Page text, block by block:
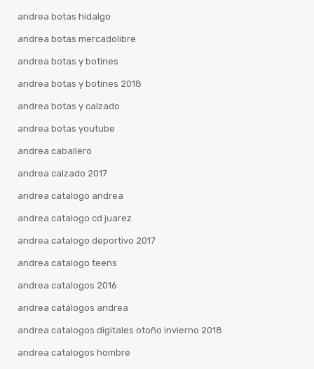
andrea botas hidalgo
andrea botas mercadolibre
andrea botas y botines
andrea botas y botines 2018
andrea botas y calzado
andrea botas youtube
andrea caballero
andrea calzado 2017
andrea catalogo andrea
andrea catalogo cd juarez
andrea catalogo deportivo 2017
andrea catalogo teens
andrea catalogos 2016
andrea catálogos andrea
andrea catalogos digitales otoño invierno 2018
andrea catalogos hombre